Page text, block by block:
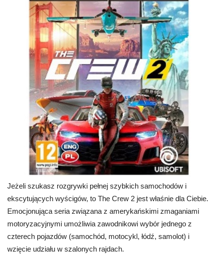
Jeżeli szukasz rozgrywki pełnej szybkich samochodów i
ekscytujących wyścigów, to The Crew 2 jest właśnie dla Ciebie.
Emocjonująca seria związana z amerykańskimi zmaganiami
motoryzacyjnymi umożliwia zawodnikowi wybór jednego z
czterech pojazdów (samochód, motocykl, łódź, samolot) i
wzięcie udziału w szalonych rajdach.